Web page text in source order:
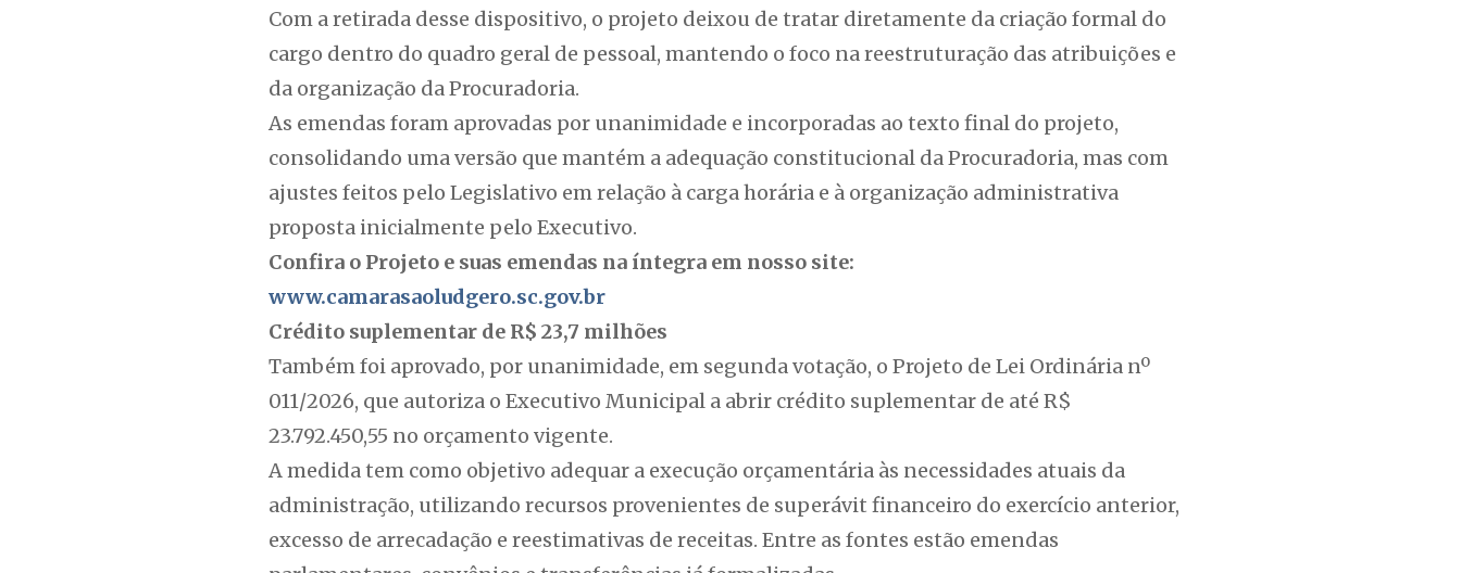
Com a retirada desse dispositivo, o projeto deixou de tratar diretamente da criação formal do
cargo dentro do quadro geral de pessoal, mantendo o foco na reestruturação das atribuições e
da organização da Procuradoria.
As emendas foram aprovadas por unanimidade e incorporadas ao texto final do projeto,
consolidando uma versão que mantém a adequação constitucional da Procuradoria, mas com
ajustes feitos pelo Legislativo em relação à carga horária e à organização administrativa
proposta inicialmente pelo Executivo.
Confira o Projeto e suas emendas na íntegra em nosso site:
www.camarasaoludgero.sc.gov.br
Crédito suplementar de R$ 23,7 milhões
Também foi aprovado, por unanimidade, em segunda votação, o Projeto de Lei Ordinária nº
011/2026, que autoriza o Executivo Municipal a abrir crédito suplementar de até R$
23.792.450,55 no orçamento vigente.
A medida tem como objetivo adequar a execução orçamentária às necessidades atuais da
administração, utilizando recursos provenientes de superávit financeiro do exercício anterior,
excesso de arrecadação e reestimativas de receitas. Entre as fontes estão emendas